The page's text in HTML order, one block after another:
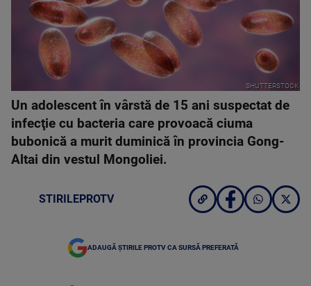
SHUTTERSTOCK
Un adolescent în vârstă de 15 ani suspectat de
infecţie cu bacteria care provoacă ciuma
bubonică a murit duminică în provincia Gong-
Altai din vestul Mongoliei.
STIRILEPROTV
ADAUGĂ ȘTIRILE PROTV CA SURSĂ PREFERATĂ